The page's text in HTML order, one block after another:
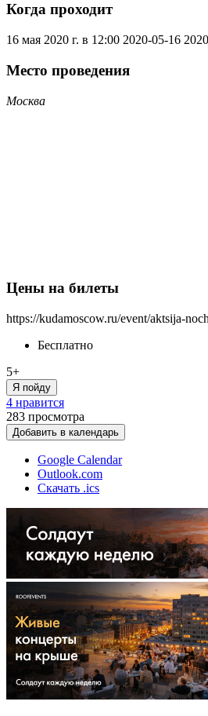
Когда проходит
16 мая 2020 г. в 12:00 2020-05-16
Место проведения
Москва
Цены на билеты
https://kudamoscow.ru/event/aktsija-
Бесплатно
5+
Я пойду
4 нравится
283 просмотра
Добавить в календарь
Google Calendar
Outlook.com
Скачать .ics